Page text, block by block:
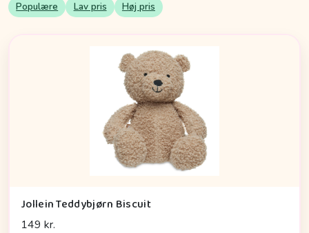
Populære Lav pris Høj pris
Jollein Teddybjørn Biscuit
149 kr.